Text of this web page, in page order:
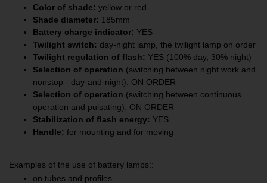
Color of shade: yellow or red
Shade diameter: 185mm
Battery charge indicator: YES
Twilight switch: day-night lamp, the twilight lamp on order
Twilight regulation of flash: YES (100% day, 30% night)
Selection of operation (switching between night work and
nonstop - day-and-night): ON ORDER
Selection of operation (switching between continuous
operation and pulsating): ON ORDER
Stabilization of flash energy: YES
Handle: for mounting and for moving
Examples of the use of battery lamps::
on tubes and profiles